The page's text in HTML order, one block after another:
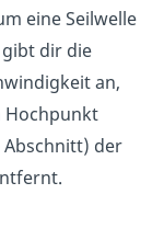
eine Seilwelle
dir die
an,
Hochpunkt
der